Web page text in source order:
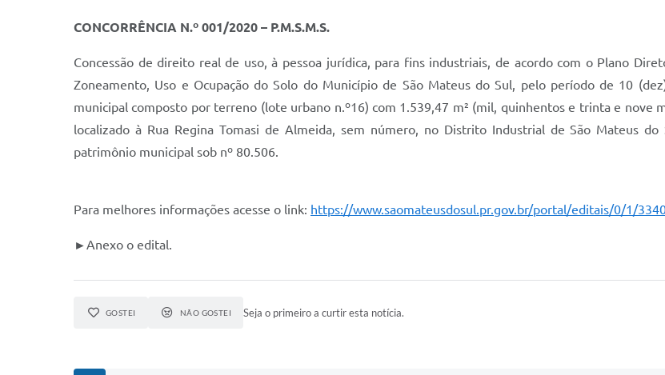
CONCORRÊNCIA N.º 001/2020 – P.M.S.M.S.
Concessão de direito real de uso, à pessoa jurídica, para fins industriais, de acordo com o Plano
Zoneamento, Uso e Ocupação do Solo do Município de São Mateus do Sul, pelo período de 10
municipal composto por terreno (lote urbano n.º16) com 1.539,47 m² (mil, quinhentos e trinta e nove
localizado à Rua Regina Tomasi de Almeida, sem número, no Distrito Industrial de São Mateus
patrimônio municipal sob nº 80.506.
Para melhores informações acesse o link: https://www.saomateusdosul.pr.gov.br/portal/editais/0/1/
►Anexo o edital.
GOSTEI NÃO GOSTEI Seja o primeiro a curtir esta notícia.